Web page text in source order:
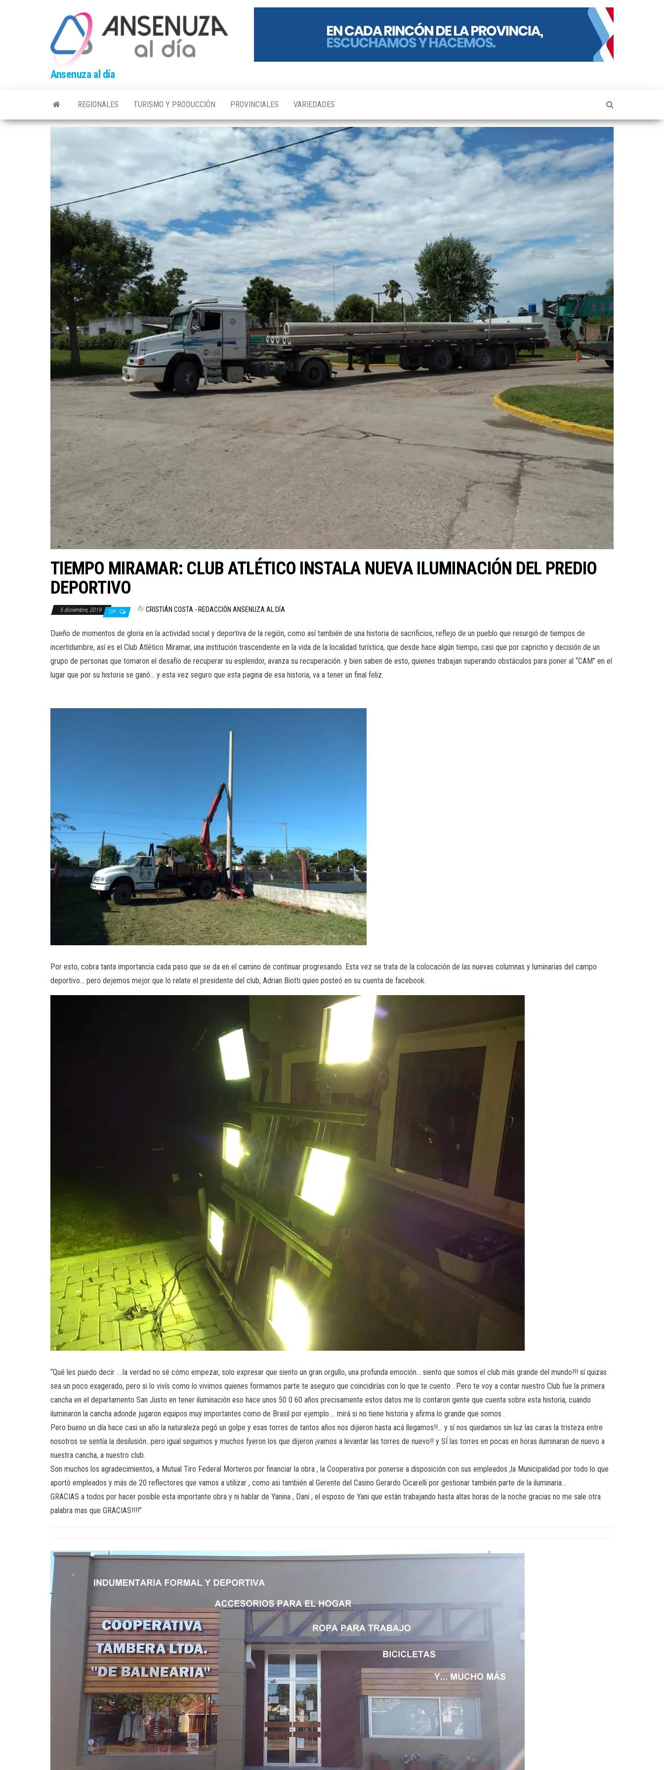
Ansenuza al día
REGIONALES TURISMO Y PRODUCCIÓN PROVINCIALES VARIEDADES
TIEMPO MIRAMAR: CLUB ATLÉTICO INSTALA NUEVA ILUMINACIÓN DEL PREDIO
DEPORTIVO
5 diciembre, 2019 Off By CRISTIÁN COSTA - REDACCIÓN ANSENUZA AL DÍA
Dueño de momentos de gloria en la actividad social y deportiva de la región, como así también de una historia de sacrificios, reflejo de un pueblo que resurgió de tiempos de
incertidumbre, así es el Club Atlético Miramar, una institución trascendente en la vida de la localidad turística, que desde hace algún tiempo, casi que por capricho y decisión de un
grupo de personas que tomaron el desafío de recuperar su esplendor, avanza su recuperación. y bien saben de esto, quienes trabajan superando obstáculos para poner al “CAM” en el
lugar que por su historia se ganó… y esta vez seguro que esta pagina de esa historia, va a tener un final feliz.
Por esto, cobra tanta importancia cada paso que se da en el camino de continuar progresando. Esta vez se trata de la colocación de las nuevas columnas y luminarias del campo
deportivo… pero dejemos mejor que lo relate el presidente del club, Adrian Biotti quien posteó en su cuenta de facebook.
“Qué les puedo decir ….la verdad no sé cómo empezar, solo expresar que siento un gran orgullo, una profunda emoción… siento que somos el club más grande del mundo!!! sí quizas
sea un poco exagerado, pero si lo vivís como lo vivimos quienes formamos parte te aseguro que coincidirías con lo que te cuento . Pero te voy a contar nuestro Club fue la primera
cancha en el departamento San Justo en tener iluminación eso hace unos 50 0 60 años precisamente estos datos me lo contaron gente que cuenta sobre esta historia, cuando
iluminaron la cancha adonde jugaron equipos muy importantes como de Brasil por ejemplo…. mirá si no tiene historia y afirma lo grande que somos .
Pero bueno un día hace casi un año la naturaleza pegó un golpe y esas torres de tantos años nos dijieron hasta acá llegamos!!… y sí nos quedamos sin luz las caras la tristeza entre
nosotros se sentía la desilusión…pero igual seguimos y muchos fyeron los que dijeron ¡vamos a levantar las torres de nuevo!! y SÍ las torres en pocas en horas iluminaran de nuevo a
nuestra cancha, a nuestro club.
Son muchos los agradecimientos, a Mutual Tiro Federal Morteros por financiar la obra , la Cooperativa por ponerse a disposición con sus empleados ,la Municipalidad por todo lo que
aportó empleados y más de 20 reflectores que vamos a utilizar , como asi también al Gerente del Casino Gerardo Cicarelli por gestionar también parte de la iluminaria…
GRACIAS a todos por hacer posible esta importante obra y ni hablar de Yanina , Dani , el esposo de Yani que están trabajando hasta altas horas de la noche gracias no me sale otra
palabra mas que GRACIAS!!!!”